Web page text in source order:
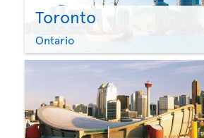
Toronto
Ontario